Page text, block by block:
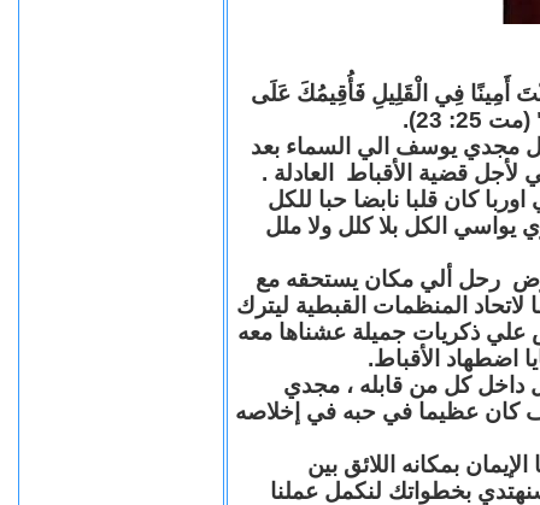
أَمِينًا فِي الْقَلِيلِ فَأُقِيمُكَ عَلَى
23).
مجدي يوسف الي السماء بعد
قضية الأقباط العادلة .
كان قلبا نابضا حبا للكل
يواسي الكل بلا كلل ولا ملل
رحل ألي مكان يستحقه مع
المنظمات القبطية ليترك
علي ذكريات جميلة عشناها معه
اضطهاد الأقباط.
داخل كل من قابله ، مجدي
عظيما في حبه في إخلاصه
بمكانه اللائق بين
بخطواتك لنكمل عملنا